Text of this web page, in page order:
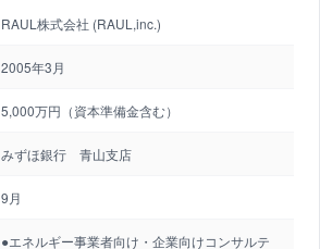
RAUL株式会社 (RAUL,inc.)
2005年3月
5,000万円（資本準備金含む）
みずほ銀行 青山支店
9月
●エネルギー事業者向け・企業向けコンサルテ